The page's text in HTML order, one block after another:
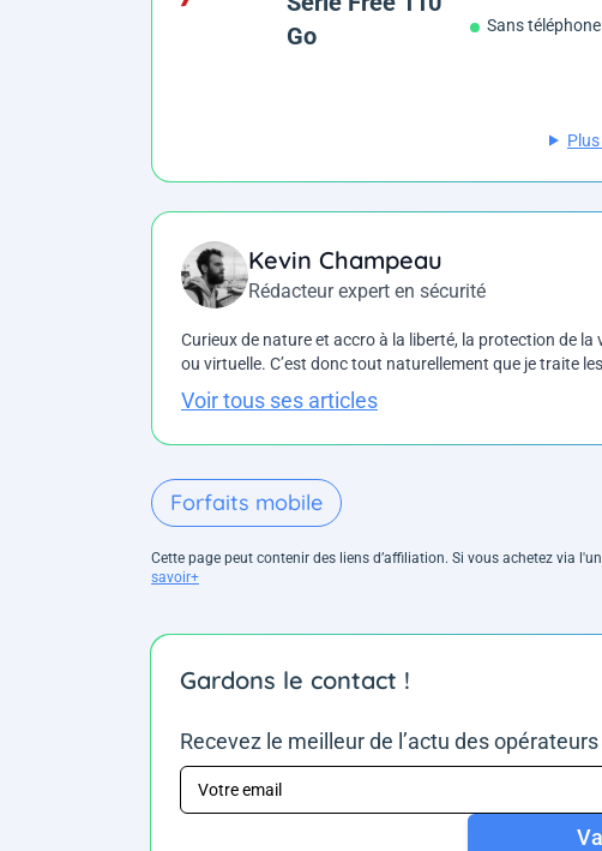
Go
Sans téléphone
Kevin Champeau
Rédacteur expert en sécurité
Curieux de nature et accro à la liberté, la protection de
ou virtuelle. C’est donc tout naturellement que je traite
Voir tous ses articles
Forfaits mobile
Cette page peut contenir des liens d’affiliation. Si vous achetez via
savoir+
Gardons le contact !
Recevez le meilleur de l’actu des